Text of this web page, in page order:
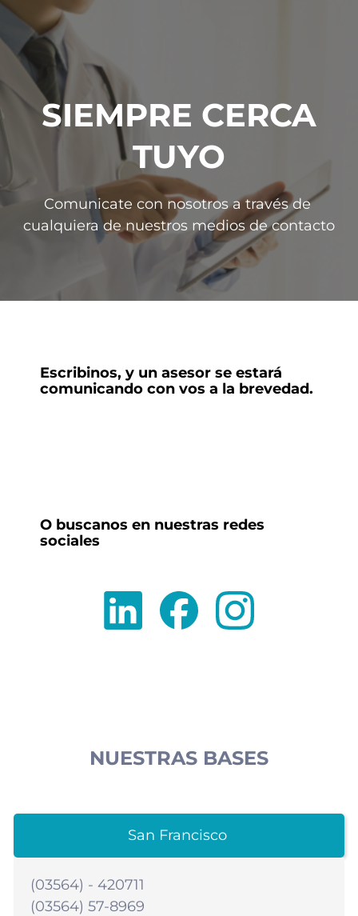
SIEMPRE CERCA
TUYO
Comunicate con nosotros a través de
cualquiera de nuestros medios de contacto
Escribinos, y un asesor se estará
comunicando con vos a la brevedad.
O buscanos en nuestras redes
sociales
NUESTRAS BASES
San Francisco
(03564) - 420711
(03564) 57-8969